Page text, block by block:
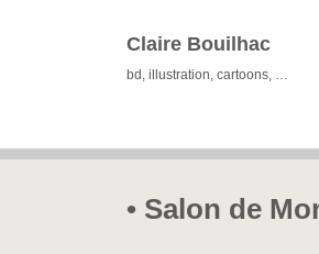
Claire Bouilhac
bd, illustration, cartoons, …
• Salon de